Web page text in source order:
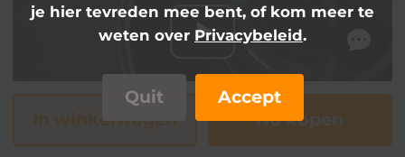
In winkelwagen Nu kopen
je hier tevreden mee bent, of kom meer te
weten over Privacybeleid.
Quit Accept